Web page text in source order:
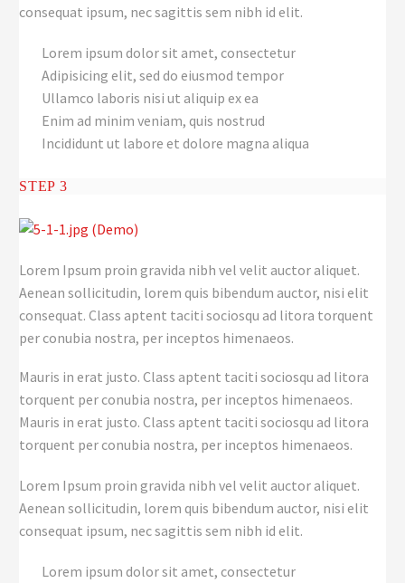
consequat ipsum, nec sagittis sem nibh id elit.
Lorem ipsum dolor sit amet, consectetur
Adipisicing elit, sed do eiusmod tempor
Ullamco laboris nisi ut aliquip ex ea
Enim ad minim veniam, quis nostrud
Incididunt ut labore et dolore magna aliqua
STEP 3
Lorem Ipsum proin gravida nibh vel velit auctor aliquet.
Aenean sollicitudin, lorem quis bibendum auctor, nisi elit
consequat. Class aptent taciti sociosqu ad litora torquent
per conubia nostra, per inceptos himenaeos.
Mauris in erat justo. Class aptent taciti sociosqu ad litora
torquent per conubia nostra, per inceptos himenaeos.
Mauris in erat justo. Class aptent taciti sociosqu ad litora
torquent per conubia nostra, per inceptos himenaeos.
Lorem Ipsum proin gravida nibh vel velit auctor aliquet.
Aenean sollicitudin, lorem quis bibendum auctor, nisi elit
consequat ipsum, nec sagittis sem nibh id elit.
Lorem ipsum dolor sit amet, consectetur